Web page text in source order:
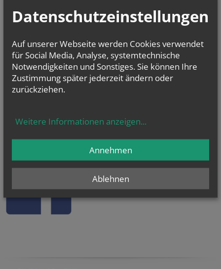
KaRoLieBe auf facebook:
Datenschutzeinstellungen
Auf unserer Webseite werden Cookies verwendet
für Social Media, Analyse, systemtechnische
Notwendigkeiten und Sonstiges. Sie können Ihre
Zustimmung später jederzeit ändern oder
zurückziehen.
Weitere Informationen anzeigen...
Ablehnen
Annehmen